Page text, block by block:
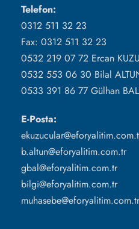
Telefon:
0312 511 32 23
Fax: 0312 511 32 23
0532 219 07 72 Ercan
0532 553 06 30 Bilal
0533 391 86 77 Gülhan
E-Posta:
b.altun@eforyalitim.com.tr
gbal@eforyalitim.com.tr
bilgi@eforyalitim.com.tr
muhasebe@eforyalitim.com.tr